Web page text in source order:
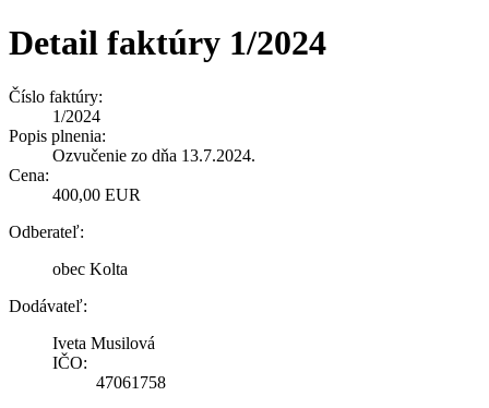
Detail faktúry 1/2024
Číslo faktúry:
1/2024
Popis plnenia:
Ozvučenie zo dňa 13.7.2024.
Cena:
400,00 EUR
Odberateľ:
obec Kolta
Dodávateľ:
Iveta Musilová
IČO:
47061758